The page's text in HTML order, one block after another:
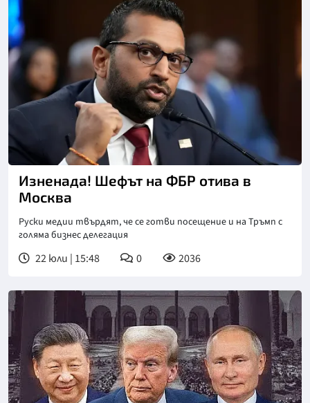
Снимка: АП, архив
Изненада! Шефът на ФБР отива в
Москва
Руски медии твърдят, че се готви посещение и на Тръмп с
голяма бизнес делегация
22 юли | 15:48 0 2036